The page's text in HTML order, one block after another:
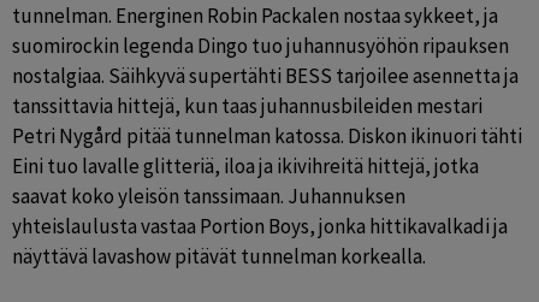
tunnelman. Energinen Robin Packalen nostaa sykkeet, ja
suomirockin legenda Dingo tuo juhannusyöhön ripauksen
nostalgiaa. Säihkyvä supertähti BESS tarjoilee asennetta ja
tanssittavia hittejä, kun taas juhannusbileiden mestari
Petri Nygård pitää tunnelman katossa. Diskon ikinuori tähti
Eini tuo lavalle glitteriä, iloa ja ikivihreitä hittejä, jotka
saavat koko yleisön tanssimaan. Juhannuksen
yhteislaulusta vastaa Portion Boys, jonka hittikavalkadi ja
näyttävä lavashow pitävät tunnelman korkealla.